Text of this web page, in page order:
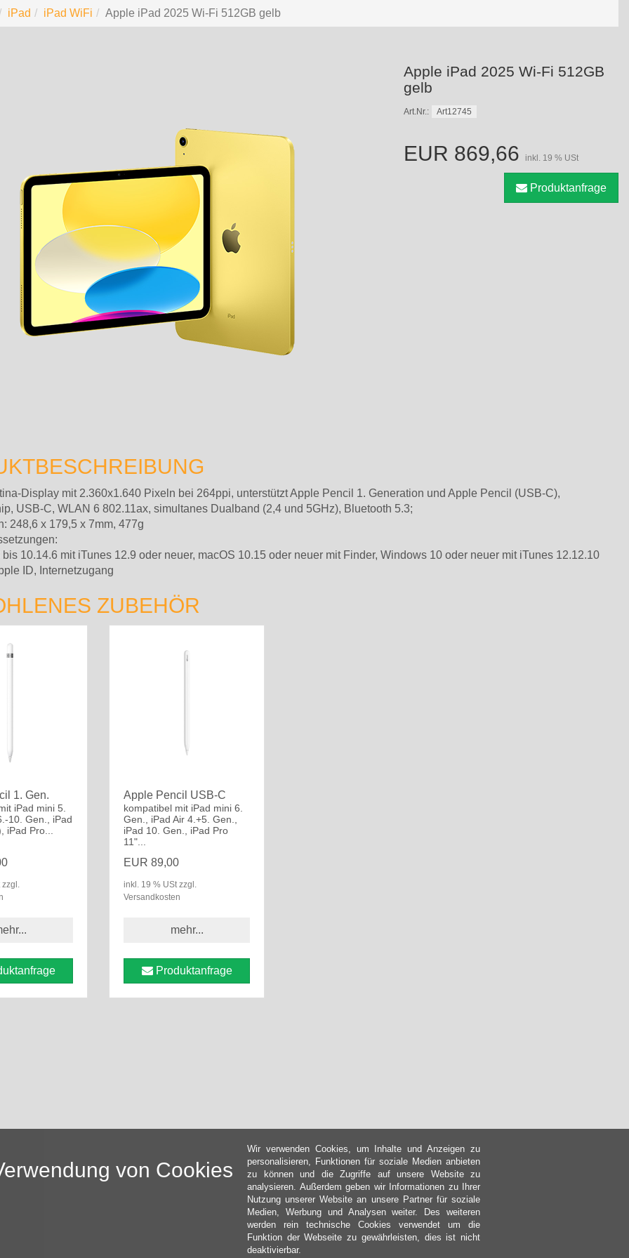
iPad iPad WiFi Apple iPad 2025 Wi-Fi 512GB gelb
Apple iPad 2025 Wi-Fi 512GB
gelb
Art.Nr.: Art12745
EUR 869,66 inkl. 19 % USt
Produktanfrage
Display mit 2.360x1.640 Pixeln bei 264ppi, unterstützt Apple Pencil 1. Generation und Apple Pencil (USB-C),
USB-C, WLAN 6 802.11ax, simultanes Dualband (2,4 und 5GHz), Bluetooth 5.3;
248,6 x 179,5 x 7mm, 477g
10.14.6 mit iTunes 12.9 oder neuer, macOS 10.15 oder neuer mit Finder, Windows 10 oder neuer mit iTunes 12.12.10
ID, Internetzugang
ZUBEHÖR
1. Gen.
iPad mini 5.
10. Gen., iPad
iPad Pro...
zzgl.
Apple Pencil USB-C
kompatibel mit iPad mini 6.
Gen., iPad Air 4.+5. Gen.,
iPad 10. Gen., iPad Pro
11"...
EUR 89,00
inkl. 19 % USt zzgl.
Versandkosten
mehr...
Produktanfrage
von Cookies
Wir verwenden Cookies, um Inhalte und Anzeigen zu
personalisieren, Funktionen für soziale Medien anbieten
zu können und die Zugriffe auf unsere Website zu
analysieren. Außerdem geben wir Informationen zu Ihrer
Nutzung unserer Website an unsere Partner für soziale
Medien, Werbung und Analysen weiter. Des weiteren
werden rein technische Cookies verwendet um die
Funktion der Webseite zu gewährleisten, dies ist nicht
deaktivierbar.